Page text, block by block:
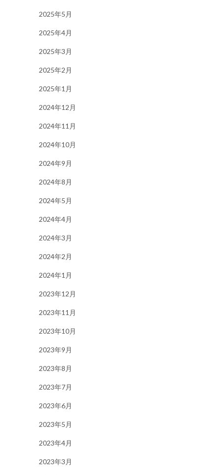
2025年5月
2025年4月
2025年3月
2025年2月
2025年1月
2024年12月
2024年11月
2024年10月
2024年9月
2024年8月
2024年5月
2024年4月
2024年3月
2024年2月
2024年1月
2023年12月
2023年11月
2023年10月
2023年9月
2023年8月
2023年7月
2023年6月
2023年5月
2023年4月
2023年3月